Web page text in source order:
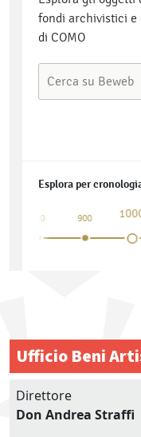
fondi archivistici
di COMO
Esplora per
800 900
Ufficio Beni
Direttore
Don Andrea Straffi